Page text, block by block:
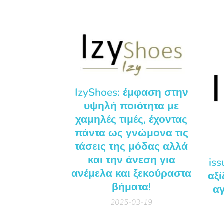
IzyShoes: έμφαση στην
υψηλή ποιότητα με
χαμηλές τιμές, έχοντας
πάντα ως γνώμονα τις
τάσεις της μόδας αλλά
και την άνεση για
ανέμελα και ξεκούραστα
βήματα!
2025-03-19